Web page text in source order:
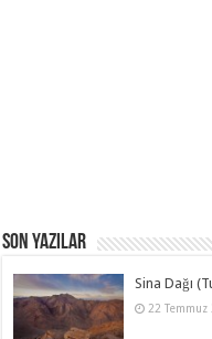
Son Yazılar
Sina Dağı
22 Temmuz